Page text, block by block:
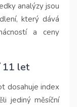
analýzy jsou
který dává
a ceny
11 let
dosahuje index
jediný měsíční